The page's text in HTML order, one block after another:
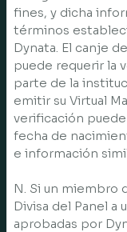
fines, y dicha
términos
Dynata. El canje
puede requerir la
parte de la
emitir su Virtual
verificación
fecha de
e información
N. Si un miembro
Divisa del Panel a
aprobadas por